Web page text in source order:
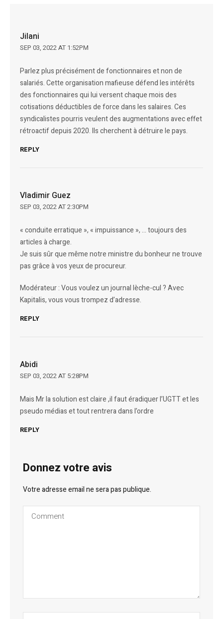
Jilani
SEP 03, 2022 AT 1:52PM
Parlez plus précisément de fonctionnaires et non de
salariés. Cette organisation mafieuse défend les intérêts
des fonctionnaires qui lui versent chaque mois des
cotisations déductibles de force dans les salaires. Ces
syndicalistes pourris veulent des augmentations avec effet
rétroactif depuis 2020. Ils cherchent à détruire le pays.
REPLY
Vladimir Guez
SEP 03, 2022 AT 2:30PM
« conduite erratique », « impuissance », … toujours des
articles à charge.
Je suis sûr que même notre ministre du bonheur ne trouve
pas grâce à vos yeux de procureur.
Modérateur : Vous voulez un journal lèche-cul ? Avec
Kapitalis, vous vous trompez d’adresse.
REPLY
Abidi
SEP 03, 2022 AT 5:28PM
Mais Mr la solution est claire ,il faut éradiquer l’UGTT et les
pseudo médias et tout rentrera dans l’ordre
REPLY
Donnez votre avis
Votre adresse email ne sera pas publique.